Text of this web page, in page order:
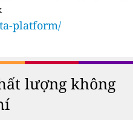
platform/
lượng không